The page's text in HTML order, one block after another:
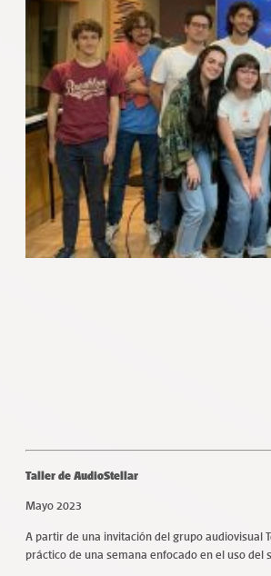
Taller de AudioStellar
Mayo 2023
A partir de una invitación del grupo audiovisual
práctico de una semana enfocado en el uso